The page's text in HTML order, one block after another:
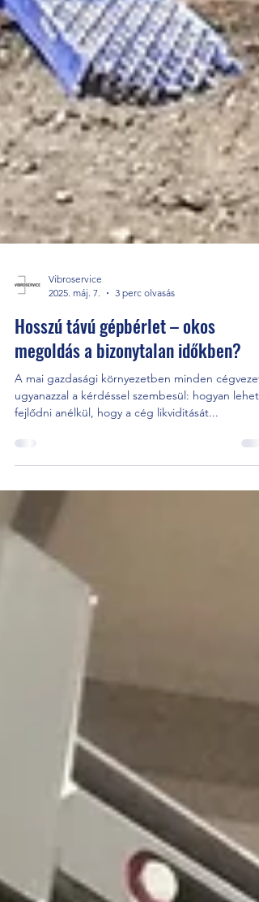
2025. máj. 7.
3 perc olvasás
Hosszú távú gépbérlet – okos
megoldás a bizonytalan időkben?
A mai gazdasági környezetben minden
fejlődni anélkül, hogy a cég likviditását...